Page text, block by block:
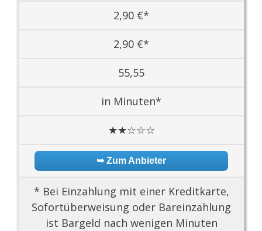
2,90 €*
2,90 €*
55,55
in Minuten*
★★☆☆☆
➥ Zum Anbieter
* Bei Einzahlung mit einer Kreditkarte,
Sofortüberweisung oder Bareinzahlung
ist Bargeld nach wenigen Minuten